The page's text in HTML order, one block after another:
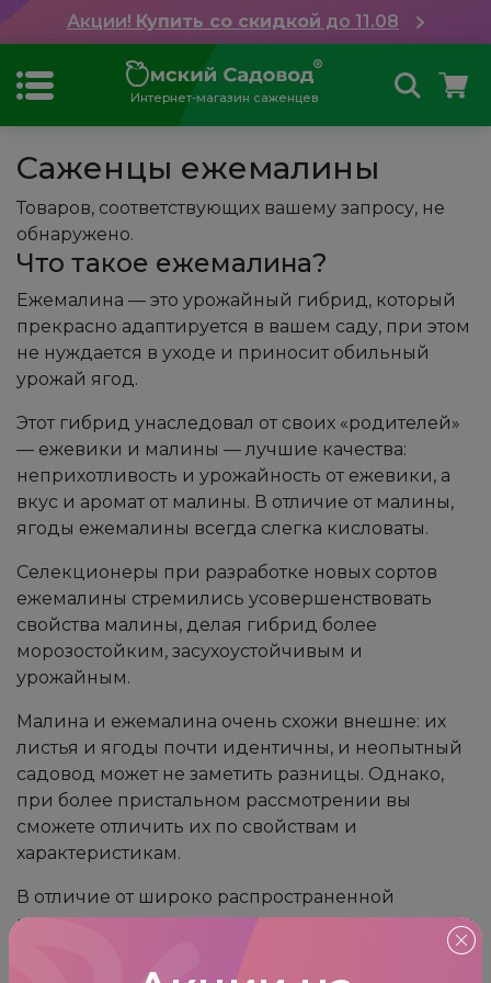
Акции! Купить со скидкой до 11.08
Интернет-магазин саженцев
Саженцы ежемалины
Товаров, соответствующих вашему запросу, не
обнаружено.
Что такое ежемалина?
Ежемалина — это урожайный гибрид, который
прекрасно адаптируется в вашем саду, при этом
не нуждается в уходе и приносит обильный
урожай ягод.
Этот гибрид унаследовал от своих «родителей»
— ежевики и малины — лучшие качества:
неприхотливость и урожайность от ежевики, а
вкус и аромат от малины. В отличие от малины,
ягоды ежемалины всегда слегка кисловаты.
Селекционеры при разработке новых сортов
ежемалины стремились усовершенствовать
свойства малины, делая гибрид более
морозостойким, засухоустойчивым и
урожайным.
Малина и ежемалина очень схожи внешне: их
листья и ягоды почти идентичны, и неопытный
садовод может не заметить разницы. Однако,
при более пристальном рассмотрении вы
сможете отличить их по свойствам и
характеристикам.
В отличие от широко распространенной
малины, ежемалина не настолько популярна, так
как ее вкус не сравнится с сладкими плодами
малины, ставшими неотъемлемой частью наших